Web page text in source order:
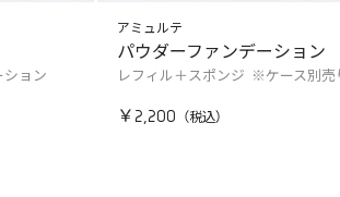
ション
アミュルテ
パウダーファンデーション
レフィル＋スポンジ ※ケース別売
￥2,200